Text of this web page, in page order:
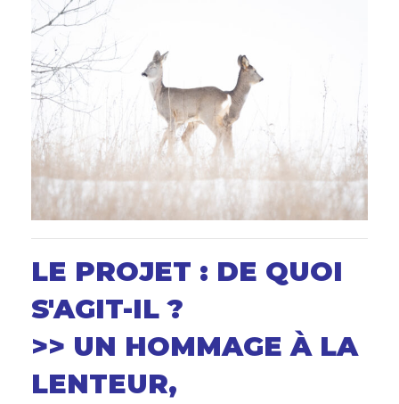
LE PROJET : DE QUOI
S'AGIT-IL ?
>> UN HOMMAGE À LA
LENTEUR,